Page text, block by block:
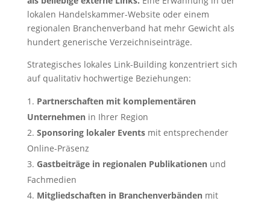
lokalen Handelskammer-Website oder einem
regionalen Branchenverband hat mehr Gewicht als
hundert generische Verzeichniseinträge.
Strategisches lokales Link-Building konzentriert sich
auf qualitativ hochwertige Beziehungen:
Partnerschaften mit komplementären
Unternehmenin Ihrer Region
Sponsoring lokaler Eventsmit entsprechender
Online-Präsenz
Gastbeiträge in regionalen Publikationenund
Fachmedien
Mitgliedschaften in Branchenverbändenmit